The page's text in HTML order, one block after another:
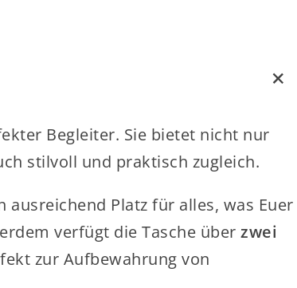
+
Begleiter. Sie bietet nicht nur
stilvoll und praktisch zugleich.
ausreichend Platz für alles, was Euer
verfügt die Tasche über zwei
zur Aufbewahrung von